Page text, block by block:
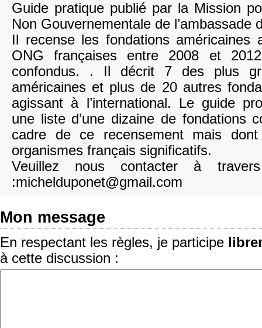
Guide pratique publié par la Mission
Non Gouvernementale de l’ambassade
Il recense les fondations américaines
ONG françaises entre 2008 et
confondus. . Il décrit 7 des plus
américaines et plus de 20 autres
agissant à l’international. Le guide
une liste d’une dizaine de fondations
cadre de ce recensement mais
organismes français significatifs.
Veuillez nous contacter à
:michelduponet@gmail.com
Mon message
En respectant les règles, je participe
à cette discussion :